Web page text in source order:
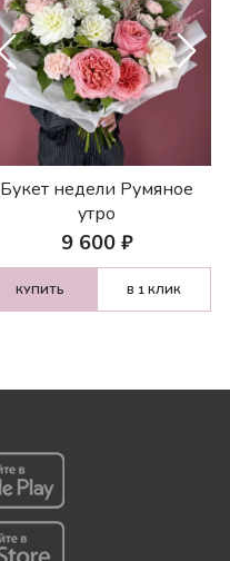
Букет недели Румяное
утро
9 600₽
КУПИТЬ В 1 КЛИК